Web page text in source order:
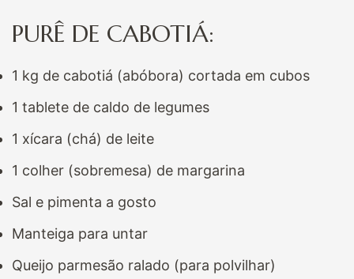
PURÊ DE CABOTIÁ:
1 kg de cabotiá (abóbora) cortada em cubos
1 tablete de caldo de legumes
1 xícara (chá) de leite
1 colher (sobremesa) de margarina
Sal e pimenta a gosto
Manteiga para untar
Queijo parmesão ralado (para polvilhar)